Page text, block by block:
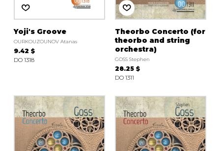
Yoji's Groove
OURKOUZOUNOV Atanas
9.42 $
DO 1318
Theorbo Concerto (for
theorbo and string
orchestra)
GOSS Stephen
28.25 $
DO 1311